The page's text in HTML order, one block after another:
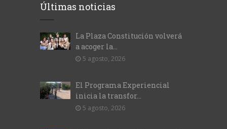
Últimas noticias
La Plaza Constitución volverá
a acoger la...
5 agosto, 2026
El Programa Experiencial
inicia la transfor...
5 agosto, 2026